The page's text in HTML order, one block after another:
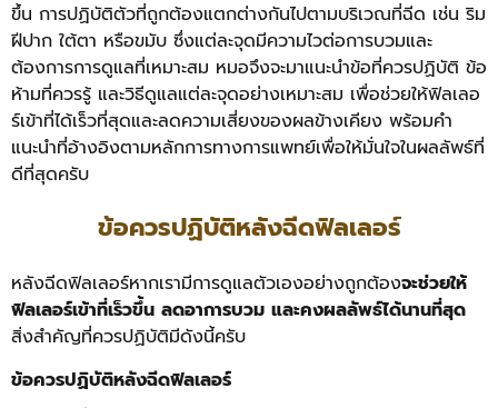
ขึ้น การปฏิบัติตัวที่ถูกต้องแตกต่างกันไปตามบริเวณที่ฉีด เช่น ริม
ฝีปาก ใต้ตา หรือขมับ ซึ่งแต่ละจุดมีความไวต่อการบวมและ
ต้องการการดูแลที่เหมาะสม หมอจึงจะมาแนะนำข้อที่ควรปฏิบัติ ข้อ
ห้ามที่ควรรู้ และวิธีดูแลแต่ละจุดอย่างเหมาะสม เพื่อช่วยให้ฟิลเลอ
ร์เข้าที่ได้เร็วที่สุดและลดความเสี่ยงของผลข้างเคียง พร้อมคำ
แนะนำที่อ้างอิงตามหลักการทางการแพทย์เพื่อให้มั่นใจในผลลัพธ์ที่
ดีที่สุดครับ
ข้อควรปฏิบัติหลังฉีดฟิลเลอร์
หลังฉีดฟิลเลอร์หากเรามีการดูแลตัวเองอย่างถูกต้องจะช่วยให้
ฟิลเลอร์เข้าที่เร็วขึ้น ลดอาการบวม และคงผลลัพธ์ได้นานที่สุด
สิ่งสำคัญที่ควรปฏิบัติมีดังนี้ครับ
ข้อควรปฏิบัติหลังฉีดฟิลเลอร์